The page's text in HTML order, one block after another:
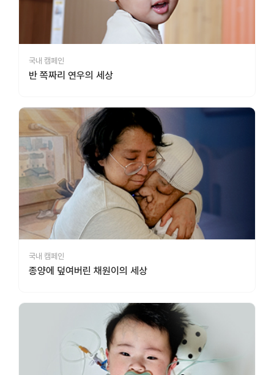
국내 캠페인
반 쪽짜리 연우의 세상
국내 캠페인
종양에 덮여버린 채원이의 세상